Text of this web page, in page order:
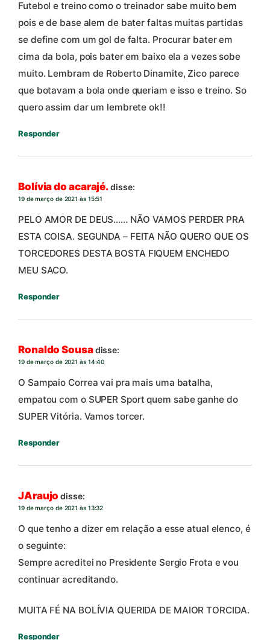
Futebol e treino como o treinador sabe muito bem
pois e de base alem de bater faltas muitas partidas
se define com um gol de falta. Procurar bater em
cima da bola, pois bater em baixo ela a vezes sobe
muito. Lembram de Roberto Dinamite, Zico parece
que botavam a bola onde queriam e isso e treino. So
quero assim dar um lembrete ok!!
Responder
Bolívia do acarajé.disse:
19 de março de 2021 às 15:51
PELO AMOR DE DEUS…… NÃO VAMOS PERDER PRA
ESTA COISA. SEGUNDA – FEITA NÃO QUERO QUE OS
TORCEDORES DESTA BOSTA FIQUEM ENCHEDO
MEU SACO.
Responder
Ronaldo Sousadisse:
19 de março de 2021 às 14:40
O Sampaio Correa vai pra mais uma batalha,
empatou com o SUPER Sport quem sabe ganhe do
SUPER Vitória. Vamos torcer.
Responder
JAraujo disse:
19 de março de 2021 às 13:32
O que tenho a dizer em relação a esse atual elenco, é
o seguinte:
Sempre acreditei no Presidente Sergio Frota e vou
continuar acreditando.
MUITA FÉ NA BOLÍVIA QUERIDA DE MAIOR TORCIDA.
Responder